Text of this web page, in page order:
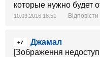
которые нужно
10.03.2016 18:51 Відповісти
+7
Джамал
[Зображення